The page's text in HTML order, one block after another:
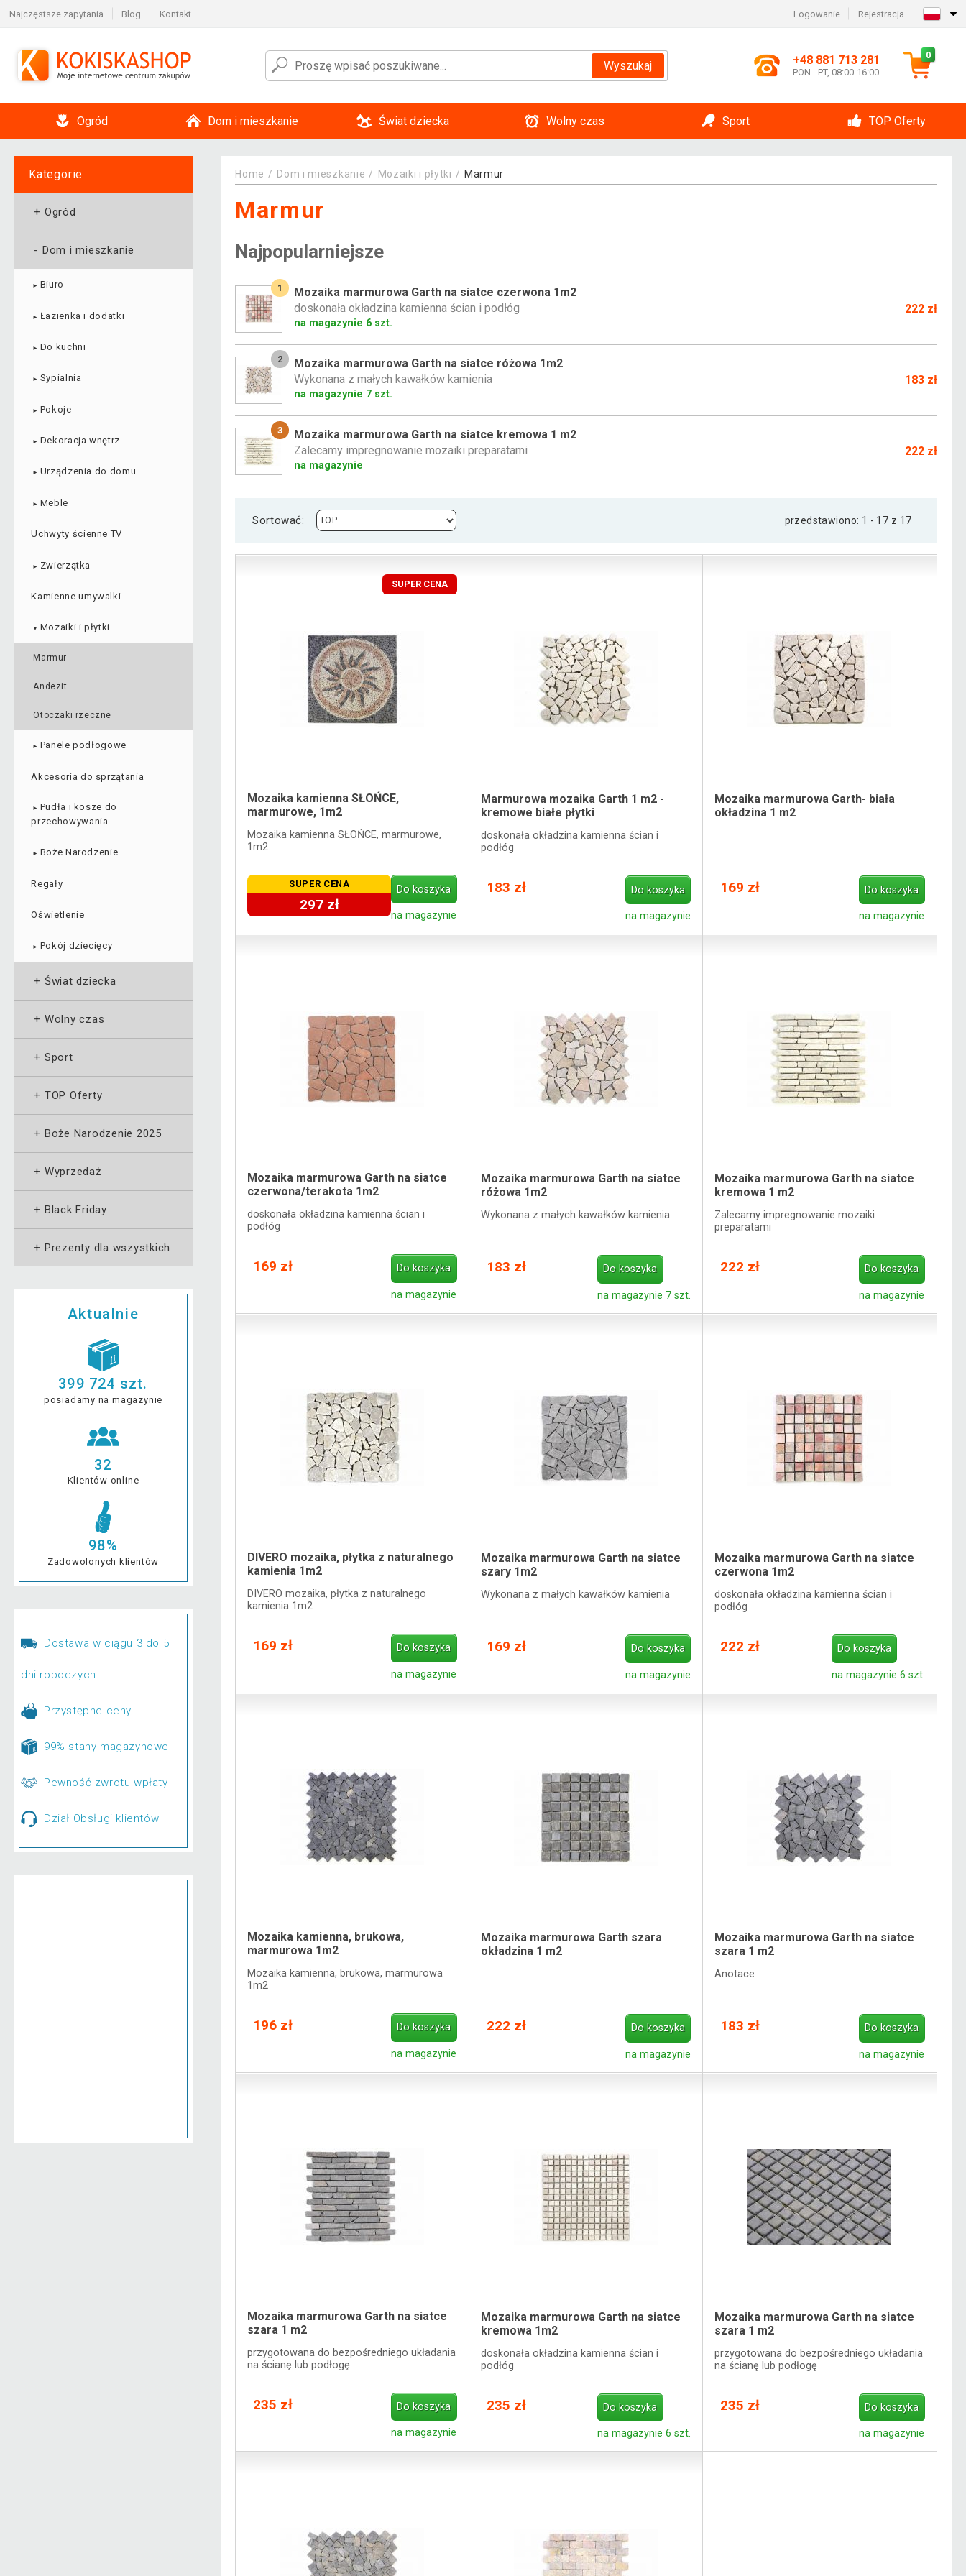
Najczęstsze zapytania Blog Kontakt Logowanie Rejestracja
Wyszukaj +48 881 713 281
PON - PT, 08:00-16:00
0
Ogród Dom i mieszkanie Świat dziecka Wolny czas Sport TOP Oferty
Kategorie
+ Ogród
- Dom i mieszkanie
► Biuro
► Łazienka i dodatki
► Do kuchni
► Sypialnia
► Pokoje
► Dekoracja wnętrz
► Urządzenia do domu
► Meble
Uchwyty ścienne TV
► Zwierzątka
Kamienne umywalki
▼ Mozaiki i płytki
Marmur
Andezit
Otoczaki rzeczne
► Panele podłogowe
Akcesoria do sprzątania
► Pudła i kosze do
przechowywania
► Boże Narodzenie
Regały
Oświetlenie
► Pokój dziecięcy
+ Świat dziecka
+ Wolny czas
+ Sport
+ TOP Oferty
+ Boże Narodzenie 2025
+ Wyprzedaż
+ Black Friday
+ Prezenty dla wszystkich
Aktualnie
399 724 szt.
posiadamy na magazynie
32
Klientów online
98%
Zadowolonych klientów
Dostawa w ciągu 3 do 5
dni roboczych
Przystępne ceny
99% stany magazynowe
Pewność zwrotu wpłaty
Dział Obsługi klientów
Home Dom i mieszkanie Mozaiki i płytki Marmur
Marmur
Najpopularniejsze
1
Mozaika marmurowa Garth na siatce czerwona 1m2
doskonała okładzina kamienna ścian i podłóg
na magazynie 6 szt.
222 zł
2
Mozaika marmurowa Garth na siatce różowa 1m2
Wykonana z małych kawałków kamienia
na magazynie 7 szt.
183 zł
3
Mozaika marmurowa Garth na siatce kremowa 1 m2
Zalecamy impregnowanie mozaiki preparatami
na magazynie
222 zł
Sortować: przedstawiono: 1 - 17 z 17
SUPER CENA
Mozaika kamienna SŁOŃCE,
marmurowe, 1m2
Mozaika kamienna SŁOŃCE, marmurowe,
1m2
SUPER CENA
297 zł
Do koszyka
na magazynie
Marmurowa mozaika Garth 1 m2 -
kremowe białe płytki
doskonała okładzina kamienna ścian i
podłóg
183 zł Do koszyka
na magazynie
Mozaika marmurowa Garth- biała
okładzina 1 m2
169 zł Do koszyka
na magazynie
Mozaika marmurowa Garth na siatce
czerwona/terakota 1m2
doskonała okładzina kamienna ścian i
podłóg
169 zł Do koszyka
na magazynie
Mozaika marmurowa Garth na siatce
różowa 1m2
Wykonana z małych kawałków kamienia
183 zł Do koszyka
na magazynie 7 szt.
Mozaika marmurowa Garth na siatce
kremowa 1 m2
Zalecamy impregnowanie mozaiki
preparatami
222 zł Do koszyka
na magazynie
DIVERO mozaika, płytka z naturalnego
kamienia 1m2
DIVERO mozaika, płytka z naturalnego
kamienia 1m2
169 zł Do koszyka
na magazynie
Mozaika marmurowa Garth na siatce
szary 1m2
Wykonana z małych kawałków kamienia
169 zł Do koszyka
na magazynie
Mozaika marmurowa Garth na siatce
czerwona 1m2
doskonała okładzina kamienna ścian i
podłóg
222 zł Do koszyka
na magazynie 6 szt.
Mozaika kamienna, brukowa,
marmurowa 1m2
Mozaika kamienna, brukowa, marmurowa
1m2
196 zł Do koszyka
na magazynie
Mozaika marmurowa Garth szara
okładzina 1 m2
222 zł Do koszyka
na magazynie
Mozaika marmurowa Garth na siatce
szara 1 m2
Anotace
183 zł Do koszyka
na magazynie
Mozaika marmurowa Garth na siatce
szara 1 m2
przygotowana do bezpośredniego układania
na ścianę lub podłogę
235 zł Do koszyka
na magazynie
Mozaika marmurowa Garth na siatce
kremowa 1m2
doskonała okładzina kamienna ścian i
podłóg
235 zł Do koszyka
na magazynie 6 szt.
Mozaika marmurowa Garth na siatce
szara 1 m2
przygotowana do bezpośredniego układania
na ścianę lub podłogę
235 zł Do koszyka
na magazynie